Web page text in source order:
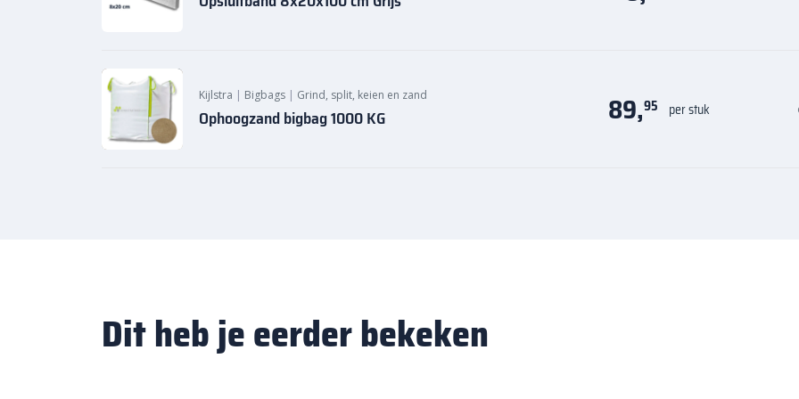
Kijlstra | Bigbags | Grind, split, keien en zand
Ophoogzand bigbag 1000 KG 89,95 per stuk
Dit heb je eerder bekeken